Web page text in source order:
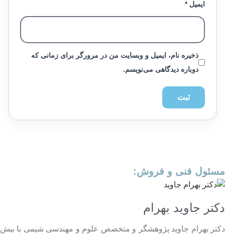
ایمیل*
ذخیره نام، ایمیل و وبسایت من در مرورگر برای زمانی که
دوباره دیدگاهی می‌نویسم.
مسئول فنی و فروش:
دکتر جاوید بهرام
دکتر بهرام جاوید پژوهشگر و متخصص علوم و مهندسی شیمی با بیش